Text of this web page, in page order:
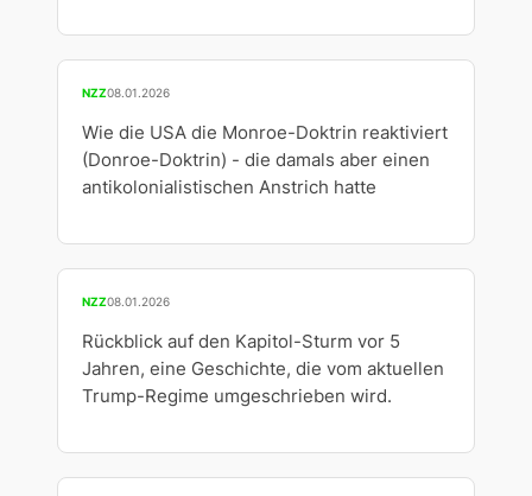
NZZ08.01.2026
Wie die USA die Monroe-Doktrin reaktiviert
(Donroe-Doktrin) - die damals aber einen
antikolonialistischen Anstrich hatte
NZZ08.01.2026
Rückblick auf den Kapitol-Sturm vor 5
Jahren, eine Geschichte, die vom aktuellen
Trump-Regime umgeschrieben wird.